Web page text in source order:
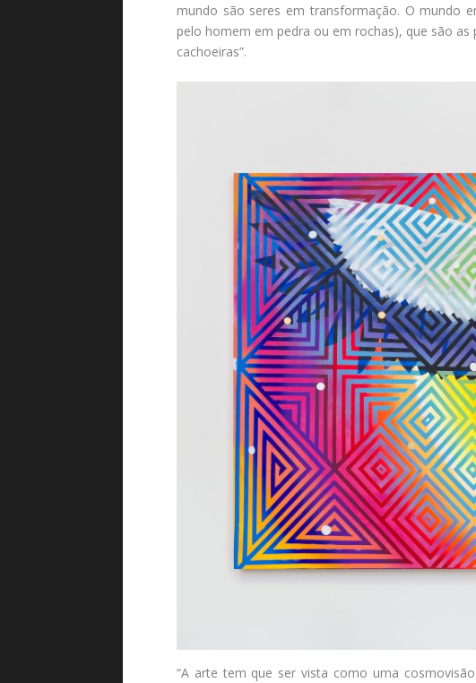
mundo são seres em transformação. O mundo
pelo homem em pedra ou em rochas), que são as
cachoeiras”.
“A arte tem que ser vista como uma